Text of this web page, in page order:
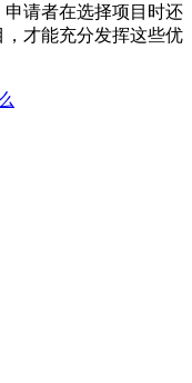
请者在选择项目时还
才能充分发挥这些优